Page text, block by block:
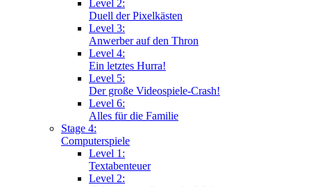
Level 2:
Duell der Pixelkästen
Level 3:
Anwerber auf den Thron
Level 4:
Ein letztes Hurra!
Level 5:
Der große Videospiele-Crash!
Level 6:
Alles für die Familie
Stage 4:
Computerspiele
Level 1:
Textabenteuer
Level 2: